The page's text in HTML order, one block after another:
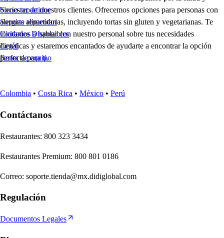
bienestar de nuestros clientes. Ofrecemos opciones para personas con
alergias alimentarias, incluyendo tortas sin gluten y vegetarianas. Te
invitamos a hablar con nuestro personal sobre tus necesidades
dietéticas y estaremos encantados de ayudarte a encontrar la opción
perfecta para ti.
Socio repartidor
Soporte repartidor
Ciudades Disponibles
Legal
Renta de equipo
Colombia • Costa Rica • México • Perú
Contáctanos
Restaurantes: 800 323 3434
Restaurantes Premium: 800 801 0186
Correo: soporte.tienda@mx.didiglobal.com
Regulación
Documentos Legales